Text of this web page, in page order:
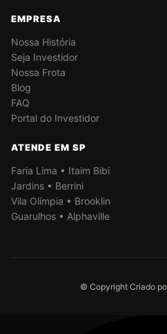
EMPRESA
Nossa História
Seja Investidor
Nossa Frota
Blog
FAQ
Portal do Investidor
ATENDE EM SP
Faria Lima • Itaim Bibi
Jardins • Berrini
Vila Olímpia • Brooklin
Guarulhos • Alphaville
© Copyright Criado